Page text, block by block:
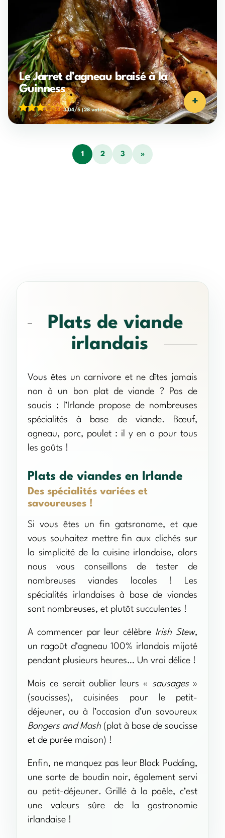
Le Jarret d’agneau braisé à la
Guinness
3,04/5 (28 votes)
+
1 2 3 »
Plats de viande
irlandais
Vous êtes un carnivore et ne dîtes jamais
non à un bon plat de viande ? Pas de
soucis : l’Irlande propose de nombreuses
spécialités à base de viande. Bœuf,
agneau, porc, poulet : il y en a pour tous
les goûts !
Plats de viandes en Irlande
Des spécialités variées et
savoureuses !
Si vous êtes un fin gatsronome, et que
vous souhaitez mettre fin aux clichés sur
la simplicité de la cuisine irlandaise, alors
nous vous conseillons de tester de
nombreuses viandes locales ! Les
spécialités irlandaises à base de viandes
sont nombreuses, et plutôt succulentes !
A commencer par leur célèbre Irish Stew,
un ragoût d’agneau 100% irlandais mijoté
pendant plusieurs heures… Un vrai délice !
Mais ce serait oublier leurs « sausages»
(saucisses), cuisinées pour le petit-
déjeuner, ou à l’occasion d’un savoureux
Bangers and Mash (plat à base de saucisse
et de purée maison) !
Enfin, ne manquez pas leur Black Pudding,
une sorte de boudin noir, également servi
au petit-déjeuner. Grillé à la poêle, c’est
une valeurs sûre de la gastronomie
irlandaise !